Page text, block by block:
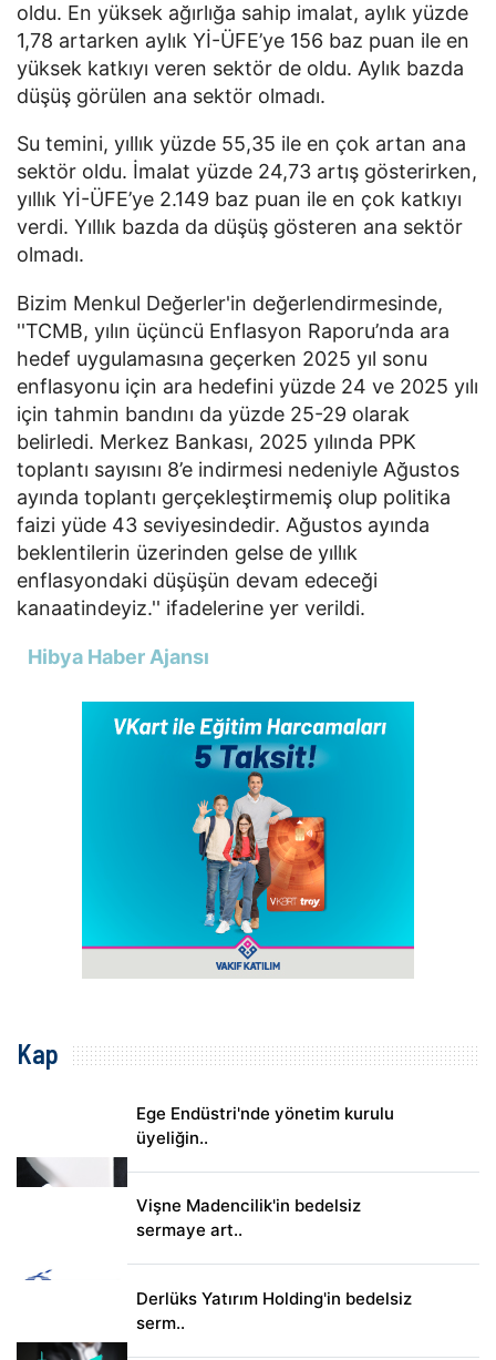
oldu. En yüksek ağırlığa sahip imalat, aylık yüzde
1,78 artarken aylık Yİ-ÜFE’ye 156 baz puan ile en
yüksek katkıyı veren sektör de oldu. Aylık bazda
düşüş görülen ana sektör olmadı.
Su temini, yıllık yüzde 55,35 ile en çok artan ana
sektör oldu. İmalat yüzde 24,73 artış gösterirken,
yıllık Yİ-ÜFE’ye 2.149 baz puan ile en çok katkıyı
verdi. Yıllık bazda da düşüş gösteren ana sektör
olmadı.
Bizim Menkul Değerler'in değerlendirmesinde,
''TCMB, yılın üçüncü Enflasyon Raporu’nda ara
hedef uygulamasına geçerken 2025 yıl sonu
enflasyonu için ara hedefini yüzde 24 ve 2025 yılı
için tahmin bandını da yüzde 25-29 olarak
belirledi. Merkez Bankası, 2025 yılında PPK
toplantı sayısını 8’e indirmesi nedeniyle Ağustos
ayında toplantı gerçekleştirmemiş olup politika
faizi yüde 43 seviyesindedir. Ağustos ayında
beklentilerin üzerinden gelse de yıllık
enflasyondaki düşüşün devam edeceği
kanaatindeyiz.'' ifadelerine yer verildi.
Hibya Haber Ajansı
Kap
Ege Endüstri'nde yönetim kurulu
üyeliğin..
Vişne Madencilik'in bedelsiz
sermaye art..
Derlüks Yatırım Holding'in bedelsiz
serm..